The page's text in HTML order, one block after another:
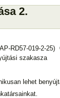
2.
RD57-019-2-25)
szakasza
lehet